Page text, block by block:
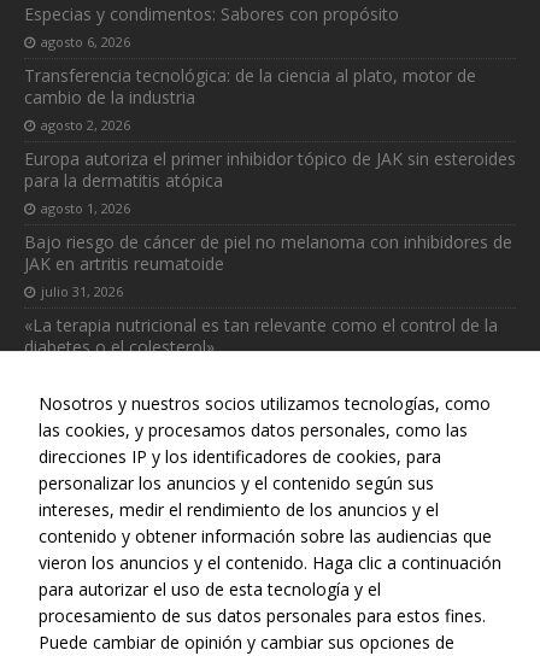
Especias y condimentos: Sabores con propósito
agosto 6, 2026
Transferencia tecnológica: de la ciencia al plato, motor de
cambio de la industria
agosto 2, 2026
Europa autoriza el primer inhibidor tópico de JAK sin esteroides
para la dermatitis atópica
agosto 1, 2026
Bajo riesgo de cáncer de piel no melanoma con inhibidores de
JAK en artritis reumatoide
julio 31, 2026
«La terapia nutricional es tan relevante como el control de la
diabetes o el colesterol»
Web realizada con el patrocinio del Centro Español de Derechos
Reprográficos
Nosotros y nuestros socios utilizamos tecnologías, como
las cookies, y procesamos datos personales, como las
direcciones IP y los identificadores de cookies, para
personalizar los anuncios y el contenido según sus
intereses, medir el rendimiento de los anuncios y el
contenido y obtener información sobre las audiencias que
vieron los anuncios y el contenido. Haga clic a continuación
para autorizar el uso de esta tecnología y el
procesamiento de sus datos personales para estos fines.
Puede cambiar de opinión y cambiar sus opciones de